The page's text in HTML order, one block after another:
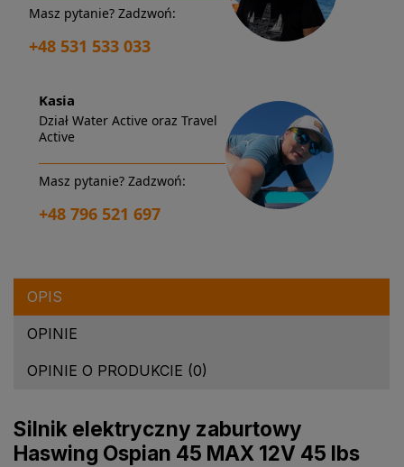
Masz pytanie? Zadzwoń:
+48 531 533 033
Kasia
Dział Water Active oraz Travel
Active
Masz pytanie? Zadzwoń:
+48 796 521 697
OPIS
OPINIE
OPINIE O PRODUKCIE (0)
Silnik elektryczny zaburtowy
Haswing Ospian 45 MAX 12V 45 lbs